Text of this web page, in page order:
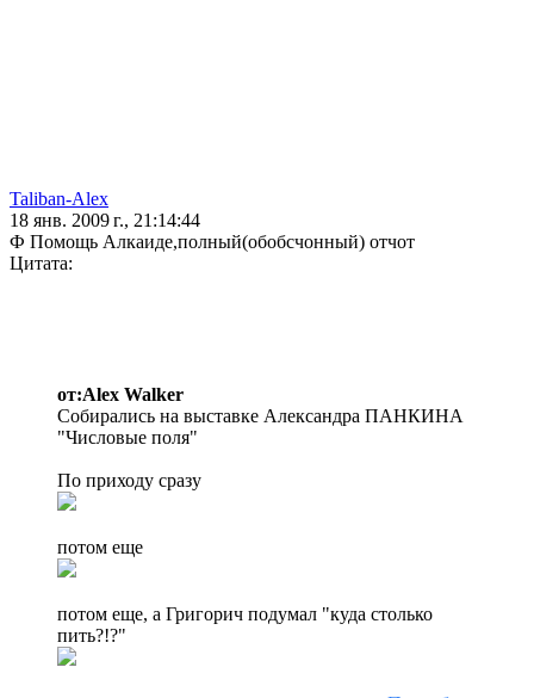
Taliban-Alex
18 янв. 2009 г., 21:14:44
Ф Помощь Алкаиде,полный(обобсчонный) отчот
Цитата:
от:Alex Walker
Собирались на выставке Александра ПАНКИНА
"Числовые поля"
По приходу сразу
потом еще
потом еще, а Григорич подумал "куда столько
пить?!?"